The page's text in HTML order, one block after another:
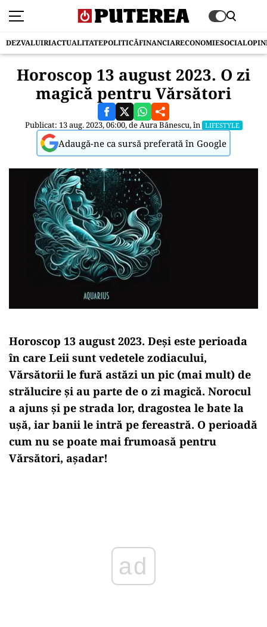
DEZVALUIRIACTUALITATEPOLITICĂFINANCIARECONOMIESOCIAL
Horoscop 13 august 2023. O zi
magică pentru Vărsători
Publicat: 13 aug. 2023, 06:00, deAura Bănescu, în LIFESTYLE
Adaugă-ne ca sursă preferată în Google
Horoscop 13 august 2023. Deși este perioada
în care Leii sunt vedetele zodiacului,
Vărsătorii le fură astăzi un pic (mai mult) de
strălucire și au parte de o zi magică. Norocul
a ajuns și pe strada lor, dragostea le bate la
ușă, iar banii le intră pe fereastră. O perioadă
cum nu se poate mai frumoasă pentru
Vărsători, așadar!